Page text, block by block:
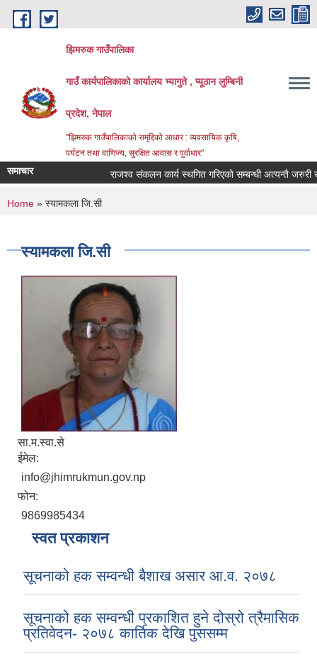
Skip to main content
झिमरुक गाउँपालिका
गाउँ कार्यपालिकाको कार्यालय भ्यागुते , प्यूठान लुम्बिनी
प्रदेश, नेपाल
"झिमरुक गाउँपालिकाको समृद्दिको आधार : व्यवसायिक कृषि,
पर्यटन तथा वाणिज्य, सुरक्षित आवास र पुर्वाधार"
समाचार राजश्व संकलन कार्य स्थगित गरिएको सम्बन्धी अत्यन्तै जरुरी
You are here
Home » स्यामकला जि.सी
स्यामकला जि.सी
सा.म.स्वा.से
ईमेल:
info@jhimrukmun.gov.np
फोन:
9869985434
स्वत प्रकाशन
सूचनाको हक सम्वन्धी बैशाख असार आ.व. २०७८
सूचनाको हक सम्वन्धी प्रकाशित हुने दोस्रो त्रैमासिक
प्रतिवेदन- २०७८ कार्तिक देखि पुससम्म